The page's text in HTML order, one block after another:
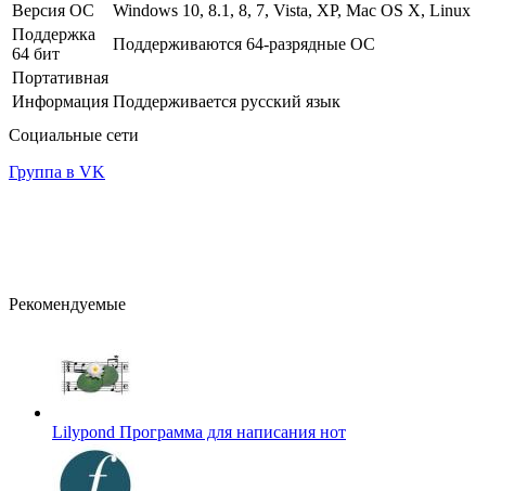
Версия ОС
Windows 10, 8.1, 8, 7, Vista, XP, Mac OS X, Linux
Поддержка
64 бит
Поддерживаются 64-разрядные ОС
Портативная
Информация Поддерживается русский язык
Социальные сети
Группа в VK
Рекомендуемые
Lilypond Программа для написания нот